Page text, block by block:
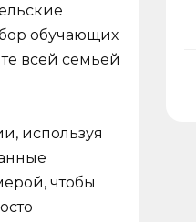
обучающих
всей семьей
используя
чтобы